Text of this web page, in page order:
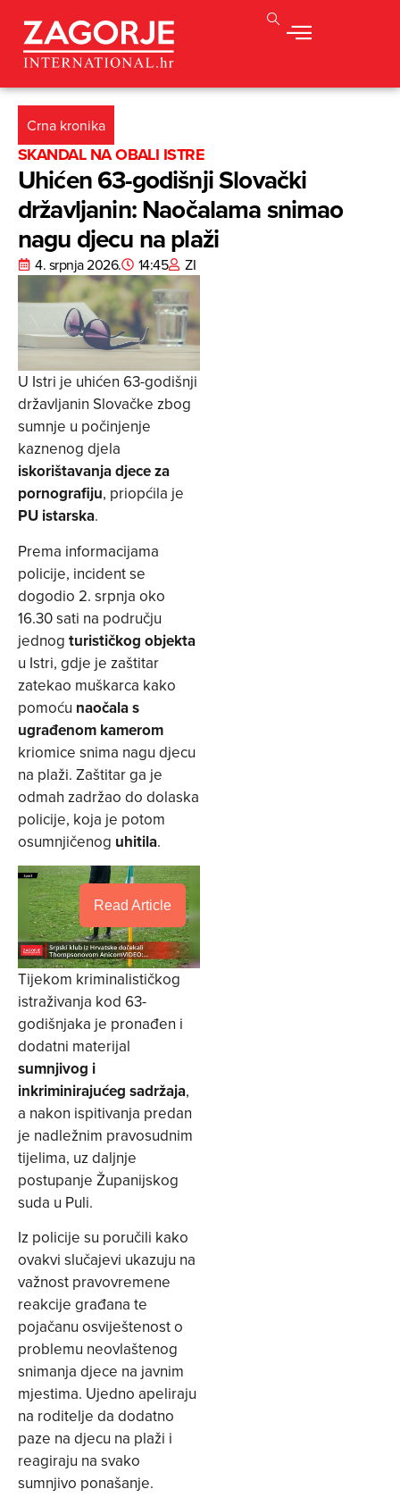
Crna kronika
SKANDAL NA OBALI ISTRE
Uhićen 63-godišnji Slovački
državljanin: Naočalama snimao
nagu djecu na plaži
4. srpnja 2026. 14:45 ZI
U Istri je uhićen 63-godišnji
državljanin Slovačke zbog
sumnje u počinjenje
kaznenog djela
iskorištavanja djece za
pornografiju, priopćila je
PU istarska.
Prema informacijama
policije, incident se
dogodio 2. srpnja oko
16.30 sati na području
jednog turističkog objekta
u Istri, gdje je zaštitar
zatekao muškarca kako
pomoću naočala s
ugrađenom kamerom
kriomice snima nagu djecu
na plaži. Zaštitar ga je
odmah zadržao do dolaska
policije, koja je potom
osumnjičenog uhitila.
Read Article
Tijekom kriminalističkog
istraživanja kod 63-
godišnjaka je pronađen i
dodatni materijal
sumnjivog i
inkriminirajućeg sadržaja,
a nakon ispitivanja predan
je nadležnim pravosudnim
tijelima, uz daljnje
postupanje Županijskog
suda u Puli.
Iz policije su poručili kako
ovakvi slučajevi ukazuju na
važnost pravovremene
reakcije građana te
pojačanu osviještenost o
problemu neovlaštenog
snimanja djece na javnim
mjestima. Ujedno apeliraju
na roditelje da dodatno
paze na djecu na plaži i
reagiraju na svako
sumnjivo ponašanje.